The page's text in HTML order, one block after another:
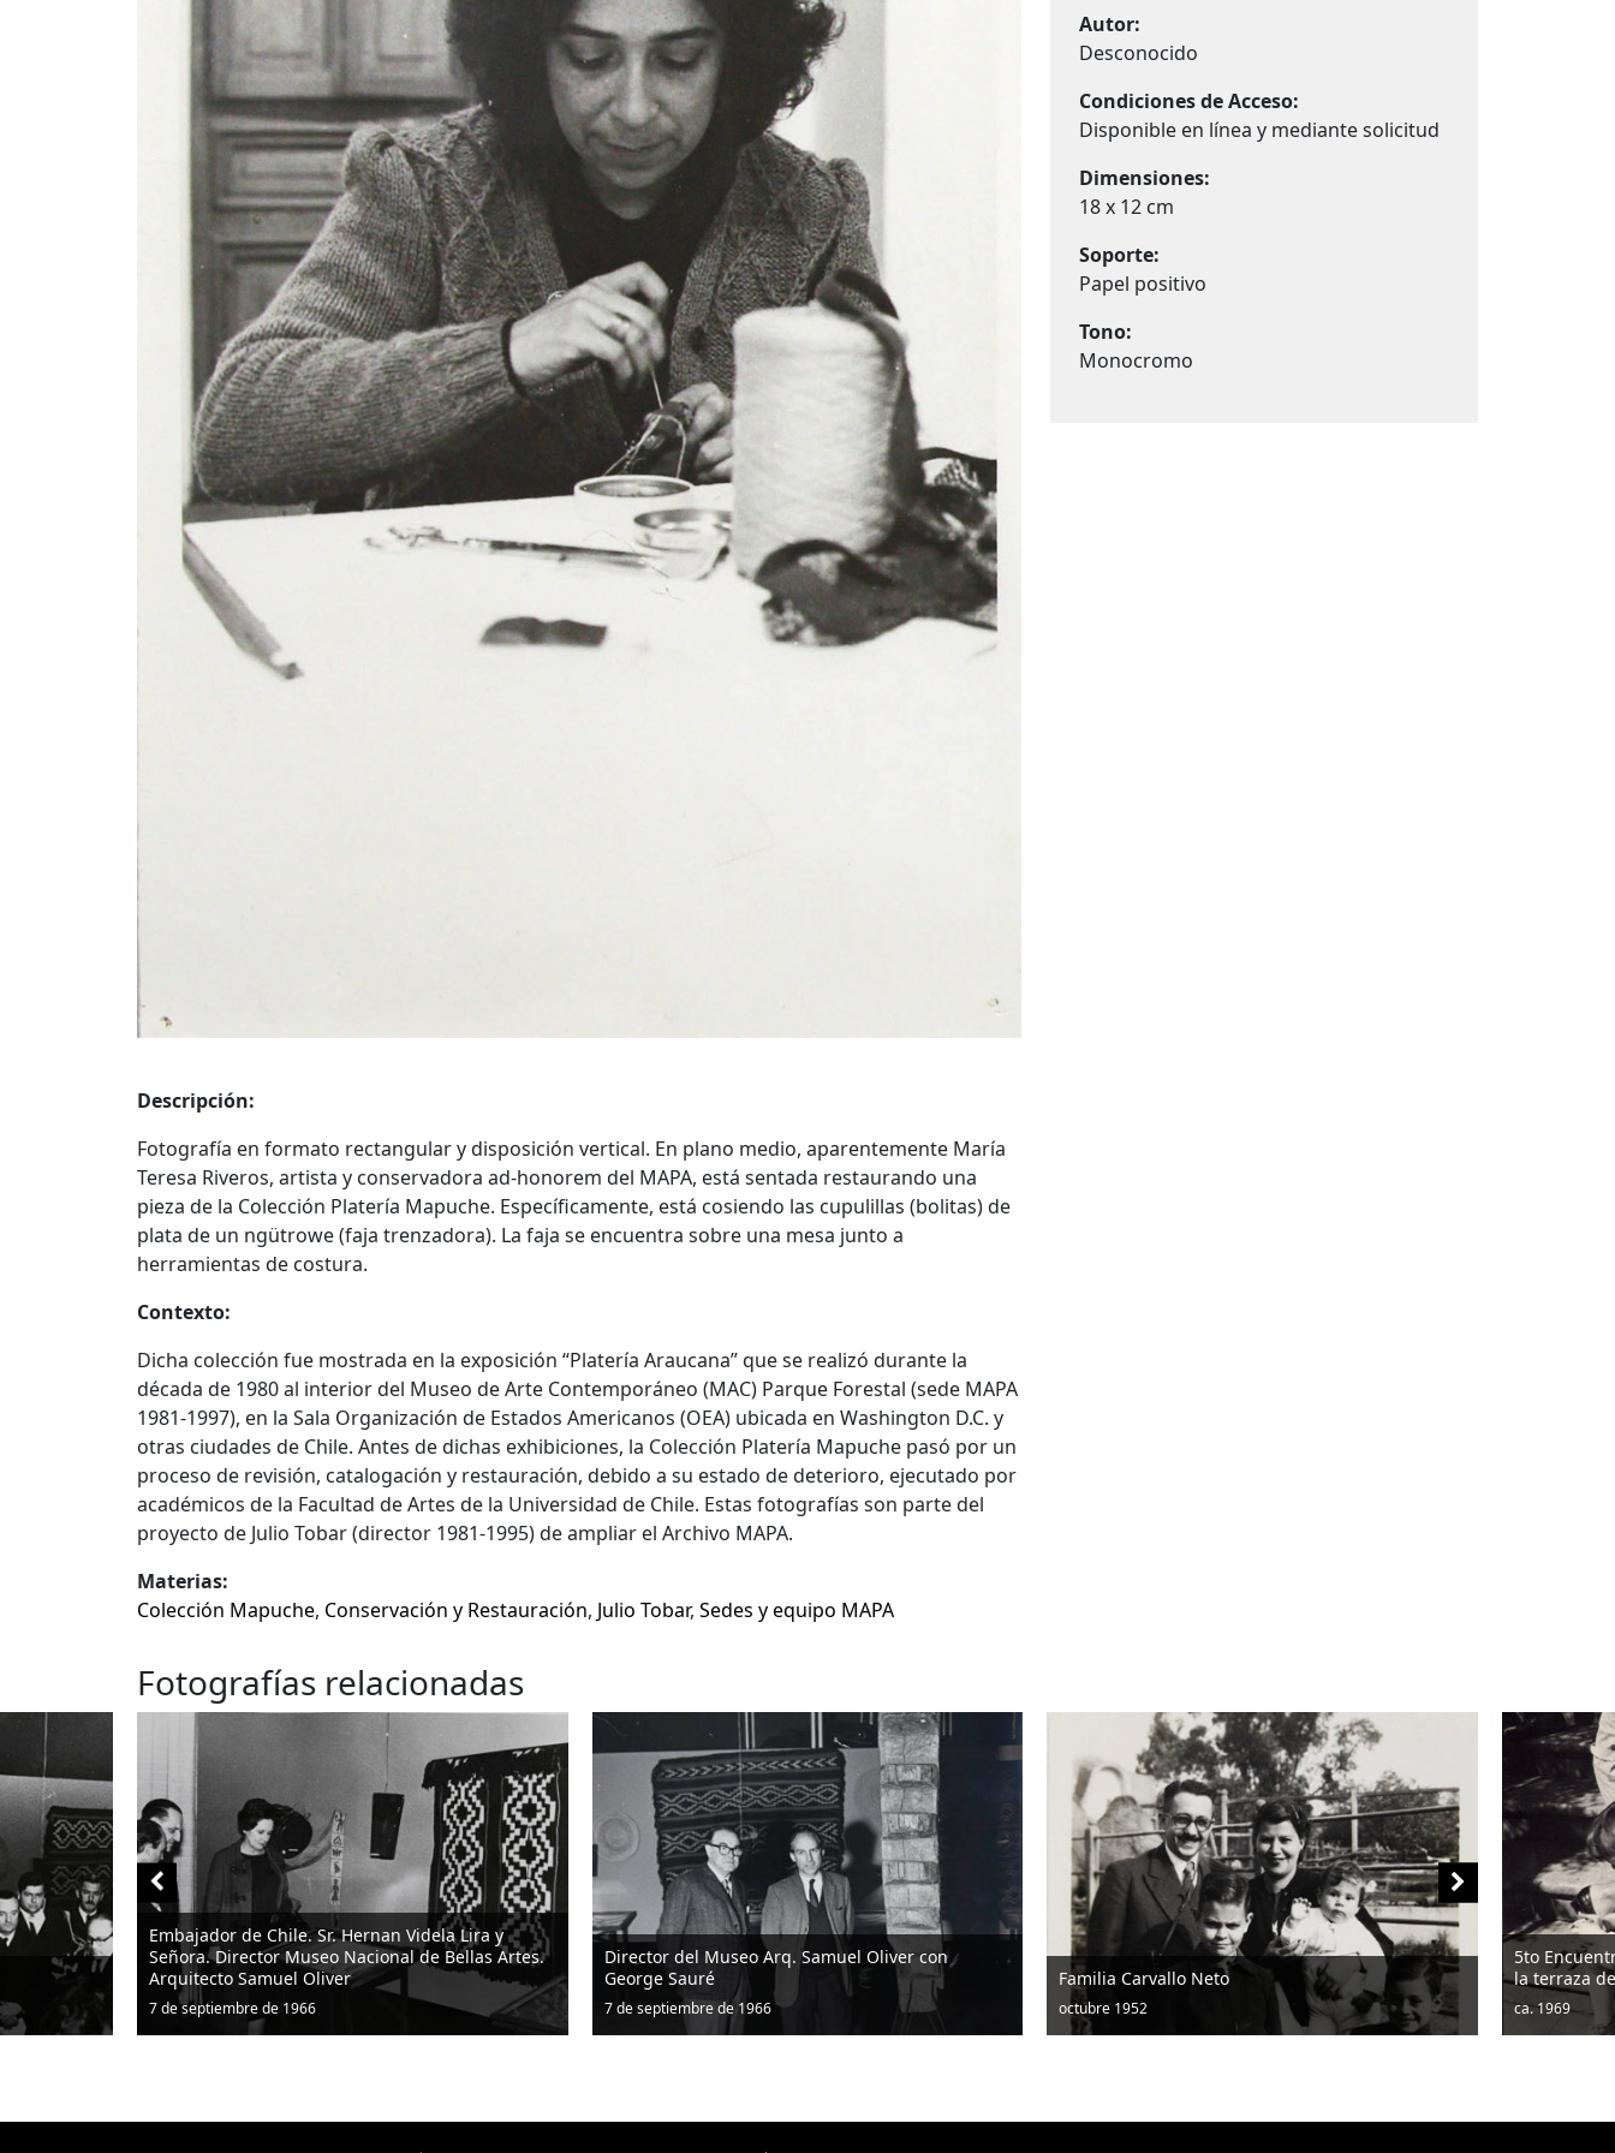
Autor:
Desconocido
Condiciones de Acceso:
Disponible en línea y mediante solicitud
Dimensiones:
18 x 12 cm
Soporte:
Papel positivo
Tono:
Monocromo
Descripción:
Fotografía en formato rectangular y disposición vertical. En plano medio, aparentemente María
Teresa Riveros, artista y conservadora ad-honorem del MAPA, está sentada restaurando una
pieza de la Colección Platería Mapuche. Específicamente, está cosiendo las cupulillas (bolitas) de
plata de un ngütrowe (faja trenzadora). La faja se encuentra sobre una mesa junto a
herramientas de costura.
Contexto:
Dicha colección fue mostrada en la exposición “Platería Araucana” que se realizó durante la
década de 1980 al interior del Museo de Arte Contemporáneo (MAC) Parque Forestal (sede MAPA
1981-1997), en la Sala Organización de Estados Americanos (OEA) ubicada en Washington D.C. y
otras ciudades de Chile. Antes de dichas exhibiciones, la Colección Platería Mapuche pasó por un
proceso de revisión, catalogación y restauración, debido a su estado de deterioro, ejecutado por
académicos de la Facultad de Artes de la Universidad de Chile. Estas fotografías son parte del
proyecto de Julio Tobar (director 1981-1995) de ampliar el Archivo MAPA.
Materias:
Colección Mapuche, Conservación y Restauración, Julio Tobar, Sedes y equipo MAPA
Fotografías relacionadas
Sr. Hernan Videla Lira y
Nacional de Bellas Artes.
Oliver
Director del Museo Arq. Samuel Oliver con
George Sauré
7 de septiembre de 1966
Familia Carvallo Neto
octubre 1952
5to Encuentro entre Niños y Artistas efectuado
la terraza del Museo de Arte Popular